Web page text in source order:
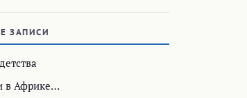
ЗАПИСИ
в Африке…